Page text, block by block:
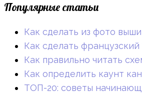
Популярные статьи
Как сделать из фото
Как сделать французский
Как правильно читать
Как определить каунт
ТОП-20: советы